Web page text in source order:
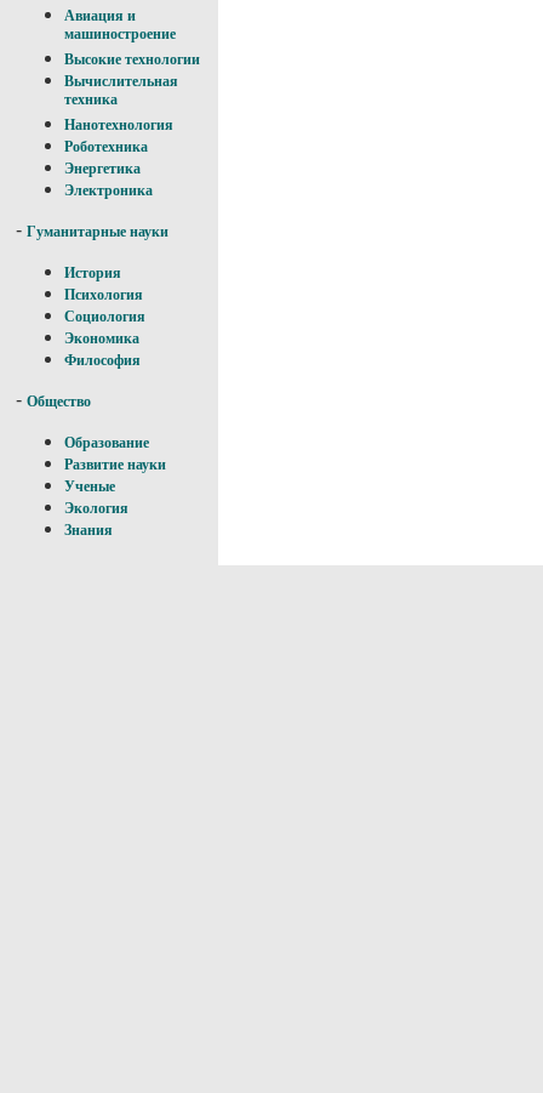
Авиация и
машиностроение
Высокие технологии
Вычислительная
техника
Нанотехнология
Роботехника
Энергетика
Электроника
- Гуманитарные науки
История
Психология
Социология
Экономика
Философия
- Общество
Образование
Развитие науки
Ученые
Экология
Знания